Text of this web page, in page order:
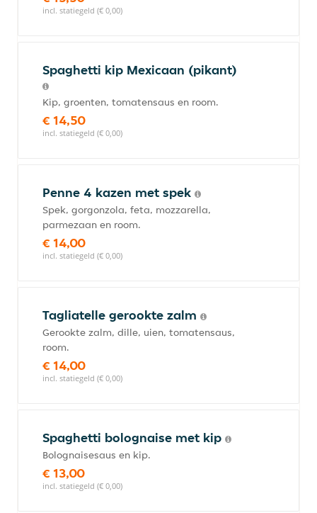
incl. statiegeld (€ 0,00)
Spaghetti kip Mexicaan (pikant)
Kip, groenten, tomatensaus en room.
€ 14,50
incl. statiegeld (€ 0,00)
Penne 4 kazen met spek
Spek, gorgonzola, feta, mozzarella,
parmezaan en room.
€ 14,00
incl. statiegeld (€ 0,00)
Tagliatelle gerookte zalm
Gerookte zalm, dille, uien, tomatensaus,
room.
€ 14,00
incl. statiegeld (€ 0,00)
Spaghetti bolognaise met kip
Bolognaisesaus en kip.
€ 13,00
incl. statiegeld (€ 0,00)